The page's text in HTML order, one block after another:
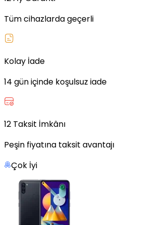
Tüm cihazlarda geçerli
Kolay İade
14 gün içinde koşulsuz iade
12 Taksit İmkânı
Peşin fiyatına taksit avantajı
Çok İyi